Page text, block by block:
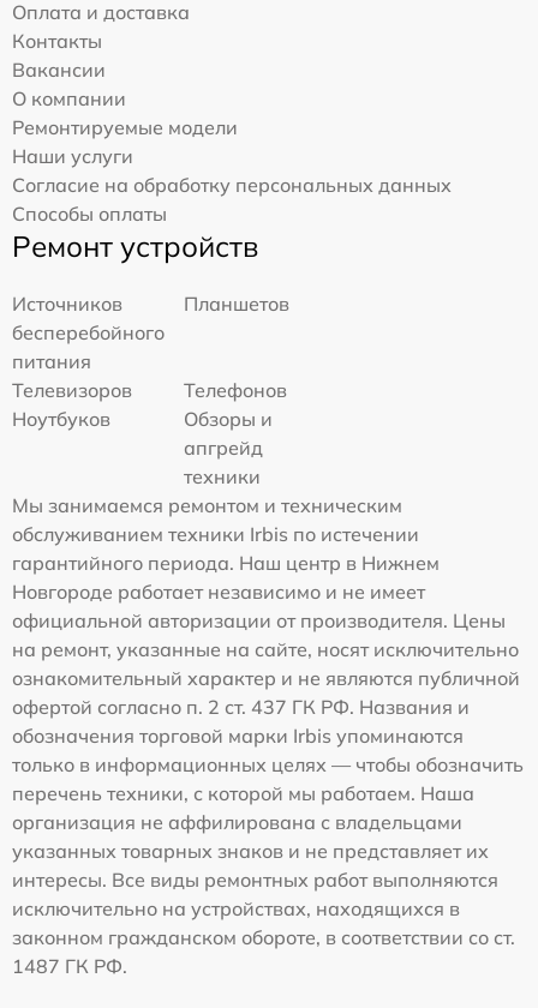
Оплата и доставка
Контакты
Вакансии
О компании
Ремонтируемые модели
Наши услуги
Согласие на обработку персональных данных
Способы оплаты
Ремонт устройств
Источников
бесперебойного
питания
Планшетов
Телевизоров
Телефонов
Ноутбуков
Обзоры и
апгрейд
техники
Мы занимаемся ремонтом и техническим
обслуживанием техники Irbis по истечении
гарантийного периода. Наш центр в Нижнем
Новгороде работает независимо и не имеет
официальной авторизации от производителя. Цены
на ремонт, указанные на сайте, носят исключительно
ознакомительный характер и не являются публичной
офертой согласно п. 2 ст. 437 ГК РФ. Названия и
обозначения торговой марки Irbis упоминаются
только в информационных целях — чтобы обозначить
перечень техники, с которой мы работаем. Наша
организация не аффилирована с владельцами
указанных товарных знаков и не представляет их
интересы. Все виды ремонтных работ выполняются
исключительно на устройствах, находящихся в
законном гражданском обороте, в соответствии со ст.
1487 ГК РФ.